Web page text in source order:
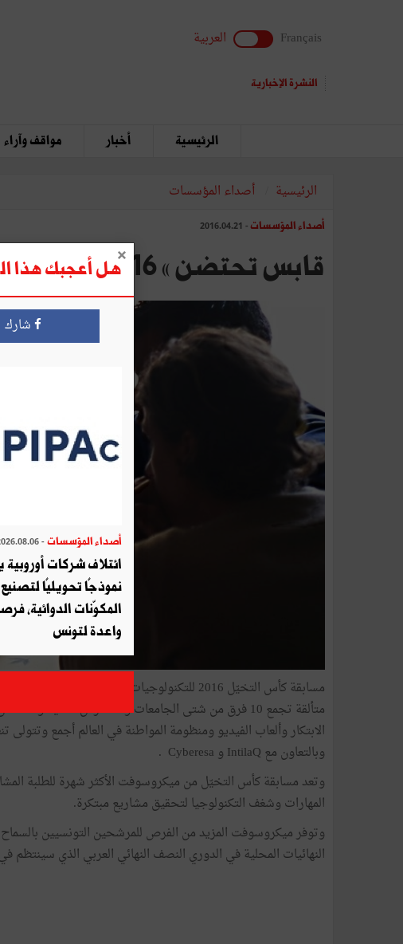
Français العربية
النشرة الإخبارية
الرئيسية أخبار مواقف وآراء
الرئيسية أصداء المؤسسات
أصداء المؤسسات - 2016.04.21
قابس تحتضن « Imagine Cup 2016 »للتكنولوجيات الحديثة
متألقة تجمع 10 فرق من شتى الجامعات و المدارس
الابتكار وألعاب الفيديو ومنظومة المواطنة في العالم أجمع
وبالتعاون مع IntilaQ و Cyberesa .
وتعد مسابقة كأس التخيّل من ميكروسوفت الأكثر شهرة للطلبة
المهارات وشغف التكنولوجيا لتحقيق مشاريع مبتكرة.
وتوفر ميكروسوفت المزيد من الفرص للمرشحين التونسيين
النهائيات المحلية في الدوري النصف النهائي العربي الذي سينتظم
هل أعجبك هذا
شارك
أصداء المؤسسات - 2026.08.06
ائتلاف شركات أوروبية
نموذجًا تحويليًا لتصنيع
المكوّنات الدوائية،
واعدة لتونس